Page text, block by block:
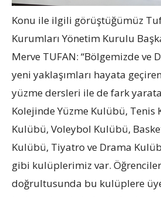
Konu ile ilgili görüştüğümüz
Kurumları Yönetim Kurulu
Merve TUFAN: “Bölgemizde ve
yeni yaklaşımları hayata
yüzme dersleri ile de fark
Kolejinde Yüzme Kulübü, Tenis
Kulübü, Voleybol Kulübü,
Kulübü, Tiyatro ve Drama
gibi kulüplerimiz var.
doğrultusunda bu kulüplere